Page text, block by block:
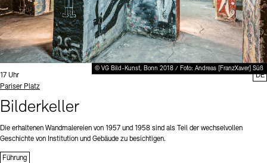
© VG Bild-Kunst, Bonn 2018 / Foto: Andreas [FranzXaver] Süß
Uhrzeit:
17 Uhr
Standort
Pariser Platz
Bilderkeller
Die erhaltenen Wandmalereien von 1957 und 1958 sind als Teil der wechselvollen
Geschichte von Institution und Gebäude zu besichtigen.
Führung
DE